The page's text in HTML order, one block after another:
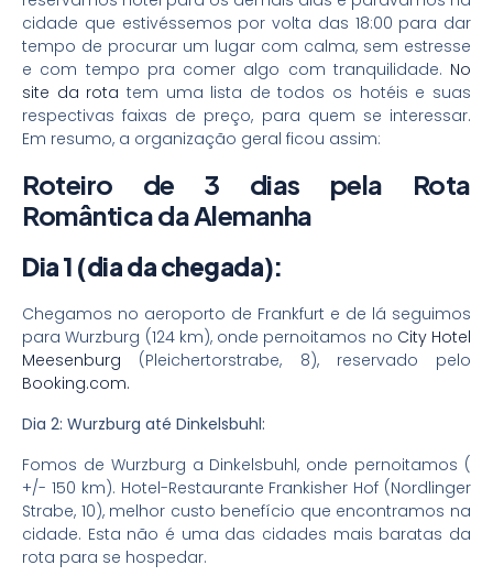
cidade que estivéssemos por volta das 18:00 para dar
tempo de procurar um lugar com calma, sem estresse
e com tempo pra comer algo com tranquilidade. No
site da rota tem uma lista de todos os hotéis e suas
respectivas faixas de preço, para quem se interessar.
Em resumo, a organização geral ficou assim:
Roteiro de 3 dias pela Rota
Romântica da Alemanha
Dia 1 (dia da chegada):
Chegamos no aeroporto de Frankfurt e de lá seguimos
para Wurzburg (124 km), onde pernoitamos no City Hotel
Meesenburg (Pleichertorstrabe, 8), reservado pelo
Booking.com.
Dia 2: Wurzburg até Dinkelsbuhl:
Fomos de Wurzburg a Dinkelsbuhl, onde pernoitamos (
+/- 150 km). Hotel-Restaurante Frankisher Hof (Nordlinger
Strabe, 10), melhor custo benefício que encontramos na
cidade. Esta não é uma das cidades mais baratas da
rota para se hospedar.